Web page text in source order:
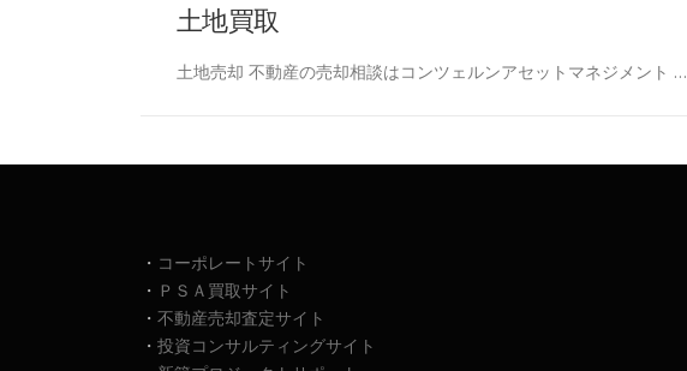
土地買取
土地売却 不動産の売却相談はコンツェルンアセットマネジメント …
・ コーポレートサイト
・ ＰＳＡ買取サイト
・ 不動産売却査定サイト
・ 投資コンサルティングサイト